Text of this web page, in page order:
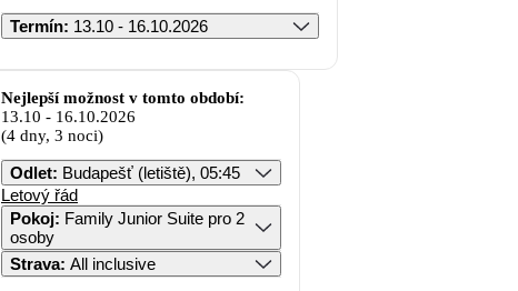
Termín: 13.10 - 16.10.2026
Nejlepší možnost v tomto období:
13.10 - 16.10.2026
(4 dny, 3 noci)
Odlet: Budapešť (letiště), 05:45
Letový řád
Pokoj: Family Junior Suite pro 2
osoby
Strava: All inclusive